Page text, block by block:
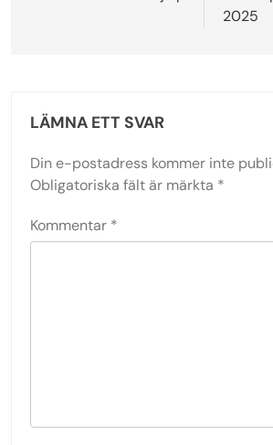
2025
LÄMNA ETT SVAR
Din e-postadress kommer inte
Obligatoriska fält är märkta *
Kommentar *